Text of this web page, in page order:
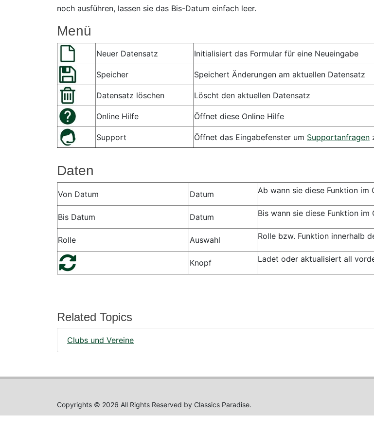
noch ausführen, lassen sie das Bis-Datum einfach leer.
Menü
Neuer Datensatz Initialisiert das Formular für eine Neueingabe
Speicher Speichert Änderungen am aktuellen Datensatz
Datensatz löschen Löscht den aktuellen Datensatz
Online Hilfe Öffnet diese Online Hilfe
Support Öffnet das Eingabefenster um Supportanfragen
Daten
Von Datum Datum Ab wann sie diese Funktion im
Bis Datum Datum Bis wann sie diese Funktion
Rolle Auswahl Rolle bzw. Funktion innerhalb
Knopf Ladet oder aktualisiert all
Related Topics
Clubs und Vereine
Copyrights © 2026 All Rights Reserved by Classics Paradise.